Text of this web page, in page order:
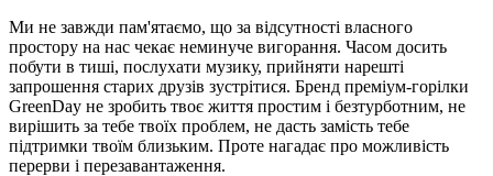
Ми не завжди пам'ятаємо, що за відсутності власного
простору на нас чекає неминуче вигорання. Часом досить
побути в тиші, послухати музику, прийняти нарешті
запрошення старих друзів зустрітися. Бренд преміум-горілки
GreenDay не зробить твоє життя простим і безтурботним, не
вирішить за тебе твоїх проблем, не дасть замість тебе
підтримки твоїм близьким. Проте нагадає про можливість
перерви і перезавантаження.